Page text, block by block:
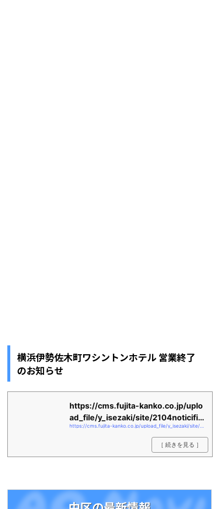
横浜伊勢佐木町ワシントンホテル 営業終了
のお知らせ
https://cms.fujita-kanko.co.jp/uplo
ad_file/y_isezaki/site/2104noticific
ation_...
［ 続きを見る ］